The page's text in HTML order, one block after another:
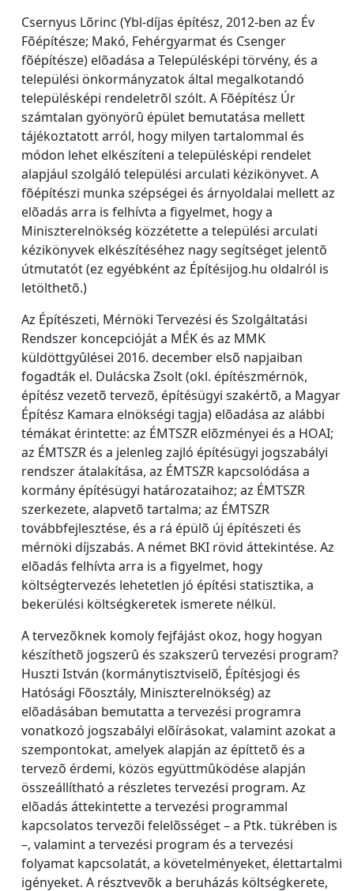
Csernyus Lõrinc (Ybl-díjas építész, 2012-ben az Év
Fõépítésze; Makó, Fehérgyarmat és Csenger
fõépítésze) elõadása a Településképi törvény, és a
települési önkormányzatok által megalkotandó
településképi rendeletrõl szólt. A Fõépítész Úr
számtalan gyönyörû épület bemutatása mellett
tájékoztatott arról, hogy milyen tartalommal és
módon lehet elkészíteni a településképi rendelet
alapjául szolgáló települési arculati kézikönyvet. A
fõépítészi munka szépségei és árnyoldalai mellett az
elõadás arra is felhívta a figyelmet, hogy a
Miniszterelnökség közzétette a települési arculati
kézikönyvek elkészítéséhez nagy segítséget jelentõ
útmutatót (ez egyébként az Építésijog.hu oldalról is
letölthetõ.)
Az Építészeti, Mérnöki Tervezési és Szolgáltatási
Rendszer koncepcióját a MÉK és az MMK
küldöttgyûlései 2016. december elsõ napjaiban
fogadták el. Dulácska Zsolt (okl. építészmérnök,
építész vezetõ tervezõ, építésügyi szakértõ, a Magyar
Építész Kamara elnökségi tagja) elõadása az alábbi
témákat érintette: az ÉMTSZR elõzményei és a HOAI;
az ÉMTSZR és a jelenleg zajló építésügyi jogszabályi
rendszer átalakítása, az ÉMTSZR kapcsolódása a
kormány építésügyi határozataihoz; az ÉMTSZR
szerkezete, alapvetõ tartalma; az ÉMTSZR
továbbfejlesztése, és a rá épülõ új építészeti és
mérnöki díjszabás. A német BKI rövid áttekintése. Az
elõadás felhívta arra is a figyelmet, hogy
költségtervezés lehetetlen jó építési statisztika, a
bekerülési költségkeretek ismerete nélkül.
A tervezõknek komoly fejfájást okoz, hogy hogyan
készíthetõ jogszerû és szakszerû tervezési program?
Huszti István (kormánytisztviselõ, Építésjogi és
Hatósági Fõosztály, Miniszterelnökség) az
elõadásában bemutatta a tervezési programra
vonatkozó jogszabályi elõírásokat, valamint azokat a
szempontokat, amelyek alapján az építtetõ és a
tervezõ érdemi, közös együttmûködése alapján
összeállítható a részletes tervezési program. Az
elõadás áttekintette a tervezési programmal
kapcsolatos tervezõi felelõsséget – a Ptk. tükrében is
–, valamint a tervezési program és a tervezési
folyamat kapcsolatát, a követelményeket, élettartalmi
igényeket. A résztvevõk a beruházás költségkerete,